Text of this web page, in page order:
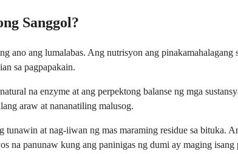
Sanggol?
ano ang lumalabas. Ang nutrisyon ang
sa pagpapakain.
na enzyme at ang perpektong balanse ng mga
araw at nananatiling malusog.
at nag-iiwan ng mas maraming residue sa bituka.
na panunaw kung ang paninigas ng dumi ay maging isang